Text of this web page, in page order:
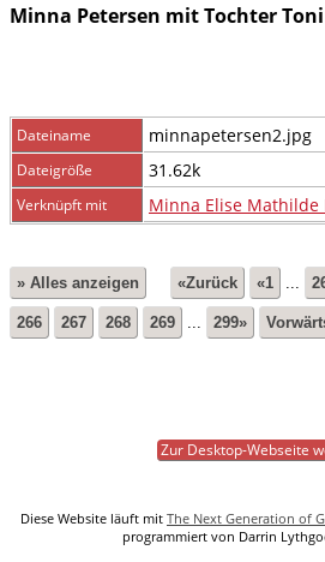
Minna Petersen mit Tochter Toni
Dateiname minnapetersen2.jpg
Dateigröße 31.62k
Verknüpft mit Minna Elise Mathilde
» Alles anzeigen «Zurück «1
266 267 268 269 299»
Zur Desktop-Webseite
Diese Website läuft mit The Next Generation of
programmiert von Darrin